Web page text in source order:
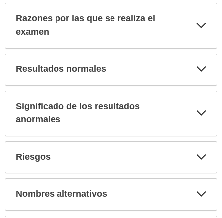
Razones por las que se realiza el
examen
Resultados normales
Significado de los resultados
anormales
Riesgos
Nombres alternativos